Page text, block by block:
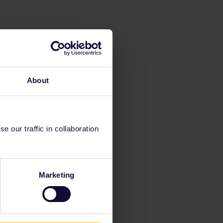
About
our traffic in collaboration
Marketing